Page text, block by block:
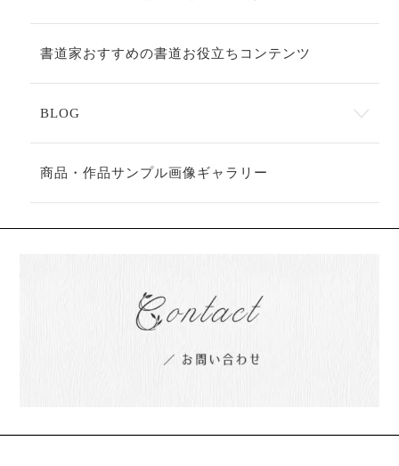
書道家おすすめの書道お役立ちコンテンツ
BLOG
商品・作品サンプル画像ギャラリー